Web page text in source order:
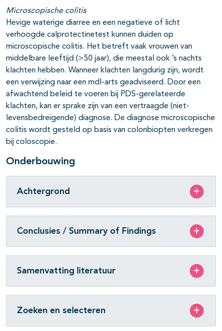
Microscopische colitis
Hevige waterige diarree en een negatieve of licht
verhoogde calprotectinetest kunnen duiden op
microscopische colitis. Het betreft vaak vrouwen van
middelbare leeftijd (>50 jaar), die meestal ook ’s nachts
klachten hebben. Wanneer klachten langdurig zijn, wordt
een verwijzing naar een mdl-arts geadviseerd. Door een
afwachtend beleid te voeren bij PDS-gerelateerde
klachten, kan er sprake zijn van een vertraagde (niet-
levensbedreigende) diagnose. De diagnose microscopische
colitis wordt gesteld op basis van colonbiopten verkregen
bij coloscopie.
Onderbouwing
Achtergrond
Conclusies / Summary of Findings
Samenvatting literatuur
Zoeken en selecteren